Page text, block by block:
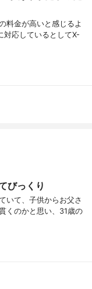
料金が高いと感じるよ
対応しているとしてX-
びっくり
いて、子供からお父さ
くのかと思い、31歳の